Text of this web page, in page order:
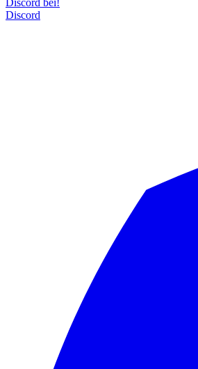
Discord bei!
Discord